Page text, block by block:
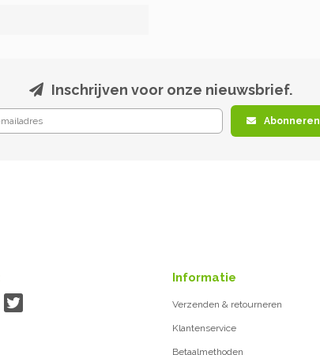
Inschrijven voor onze nieuwsbrief.
Abonneren
Informatie
Verzenden & retourneren
Klantenservice
Betaalmethoden